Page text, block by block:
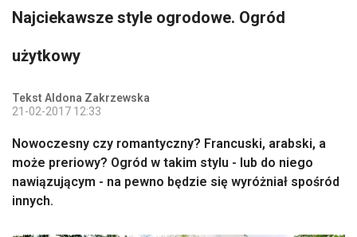
Najciekawsze style ogrodowe. Ogród
użytkowy
Tekst Aldona Zakrzewska
21-02-2017 12:33
Nowoczesny czy romantyczny? Francuski, arabski, a
może preriowy? Ogród w takim stylu - lub do niego
nawiązującym - na pewno będzie się wyróżniał spośród
innych.